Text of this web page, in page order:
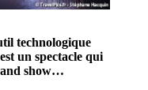
technologique
un spectacle qui
show…